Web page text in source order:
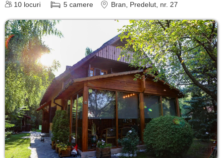
10 locuri 5 camere Bran , Predelut, nr. 27